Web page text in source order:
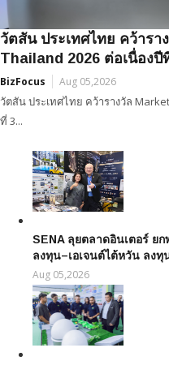
วัตสัน ประเทศไทย คว้ารา
Thailand 2026 ต่อเนื่อง
BizFocus Aug 05,2026
วัตสัน ประเทศไทย คว้ารางวัล
ที่ 3...
SENA ลุยตลาดอินเตอร์ ย
ลงทุน–เอเจนต์ไต้หวัน ลงทุ
Aug 05,2026